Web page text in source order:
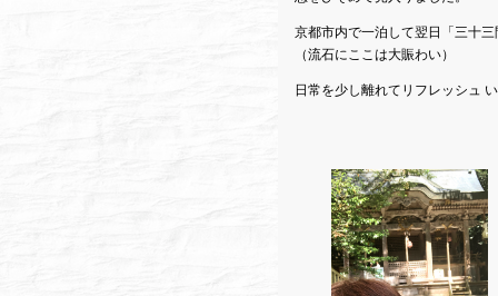
京都市内で一泊して翌日「三十
（流石にここは大賑わい）
日常を少し離れてリフレッシュ